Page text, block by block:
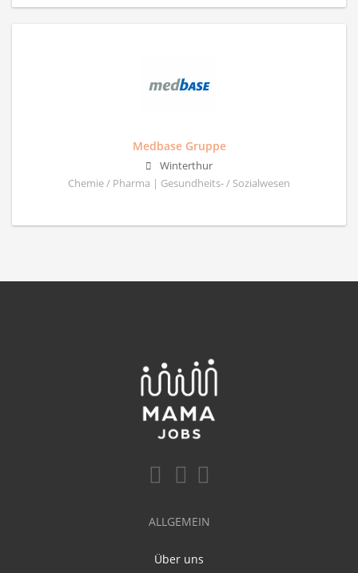
Medbase Gruppe
Winterthur
Chemie / Pharma | Gesundheits- / Sozialwesen
ALLGEMEIN
Über uns